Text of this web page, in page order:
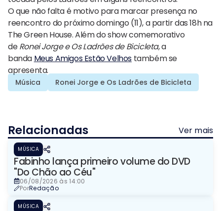
O que não falta é motivo para marcar presença no
reencontro do próximo domingo (11), a partir das 18h na
The Green House. Além do show comemorativo
deRonei Jorge e Os Ladrões de Bicicleta, a
banda Meus Amigos Estão Velhos também se
apresenta.
Música Ronei Jorge e Os Ladrões de Bicicleta
Relacionadas Ver mais
MÚSICA
Fabinho lança primeiro volume do DVD
"Do Chão ao Céu"
06/08/2026 às 14:00
PorRedação
MÚSICA